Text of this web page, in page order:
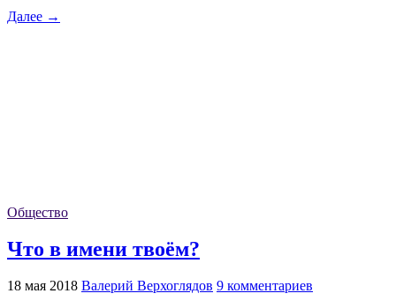
Далее →
Общество
Что в имени твоём?
18 мая 2018 Валерий Верхоглядов 9 комментариев